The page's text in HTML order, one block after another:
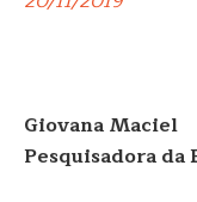
Giovana Maciel
Pesquisadora da